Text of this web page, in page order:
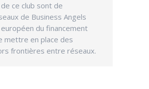
ce club sont de
de Business Angels
du financement
mettre en place des
frontières entre réseaux.